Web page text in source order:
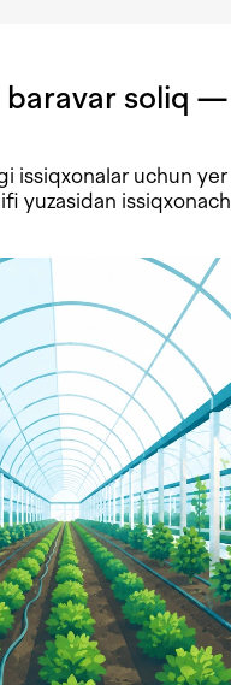
baravar soliq
issiqxonalar uchun
yuzasidan